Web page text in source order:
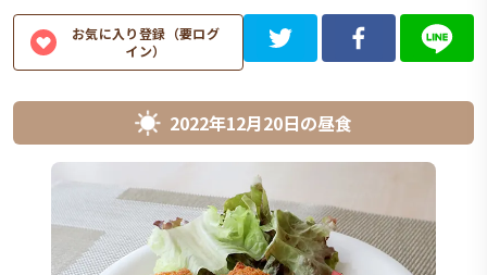
お気に入り登録（要ログ
イン）
2022年12月20日の昼食